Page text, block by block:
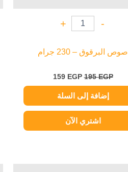
-
+
صوص البرقوق – 230 جرام
195EGP
159 EGP
إضافة إلى السلة
اشتري الآن